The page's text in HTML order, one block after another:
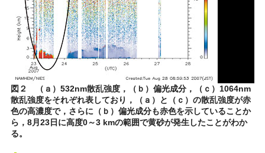
図２ （ａ）532nm散乱強度，（ｂ）偏光成分，（ｃ）1064nm
散乱強度をそれぞれ表しており，（ａ）と（ｃ）の散乱強度が赤
色の高濃度で，さらに（ｂ）偏光成分も赤色を示していることか
ら，8月23日に高度0～3 kmの範囲で黄砂が発生したことがわか
る。